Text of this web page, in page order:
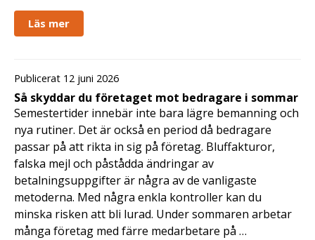
Läs mer
Publicerat 12 juni 2026
Så skyddar du företaget mot bedragare i sommar
Semestertider innebär inte bara lägre bemanning och
nya rutiner. Det är också en period då bedragare
passar på att rikta in sig på företag. Bluffakturor,
falska mejl och påstådda ändringar av
betalningsuppgifter är några av de vanligaste
metoderna. Med några enkla kontroller kan du
minska risken att bli lurad. Under sommaren arbetar
många företag med färre medarbetare på …